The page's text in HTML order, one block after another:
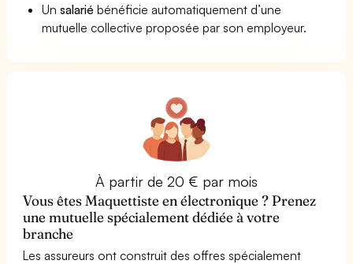
Unsalarié bénéficie automatiquement d’une
mutuelle collective proposée par son employeur.
À partir de 20 € par mois
Vous êtes Maquettiste en électronique ? Prenez
une mutuelle spécialement dédiée à votre
branche
Les assureurs ont construit des offres spécialement